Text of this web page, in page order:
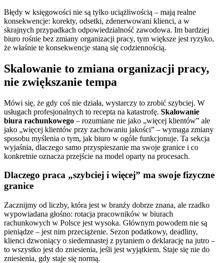
Błędy w księgowości nie są tylko uciążliwością – mają realne
konsekwencje: korekty, odsetki, zdenerwowani klienci, a w
skrajnych przypadkach odpowiedzialność zawodowa. Im bardziej
biuro rośnie bez zmiany organizacji pracy, tym większe jest ryzyko,
że właśnie te konsekwencje staną się codziennością.
Skalowanie to zmiana organizacji pracy,
nie zwiększanie tempa
Mówi się, że gdy coś nie działa, wystarczy to zrobić szybciej. W
usługach profesjonalnych to recepta na katastrofę. Skalowanie
biura rachunkowego – rozumiane nie jako „więcej klientów” ale
jako „więcej klientów przy zachowaniu jakości” – wymaga zmiany
sposobu myślenia o tym, jak biuro w ogóle funkcjonuje. Ta sekcja
wyjaśnia, dlaczego samo przyspieszanie ma swoje granice i co
konkretnie oznacza przejście na model oparty na procesach.
Dlaczego praca „szybciej i więcej” ma swoje fizyczne
granice
Zacznijmy od liczby, która jest w branży dobrze znana, ale rzadko
wypowiadana głośno: rotacja pracowników w biurach
rachunkowych w Polsce jest wysoka. Głównym powodem nie są
pieniądze – jest nim przeciążenie. Sezon podatkowy, deadliny,
klienci dzwoniący o siedemnastej z pytaniem o deklarację na jutro –
to wszystko jest do zniesienia, jeśli jest wyjątkiem. Staje się nie do
zniesienia, gdy staje się normą.